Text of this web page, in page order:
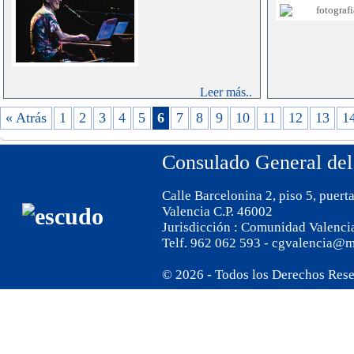
edición
los desafíos
como la
del suelo,
aire vinculada
modalidades,
y Estudiantes;
b)
c) Redes
LUGAR:
, Sala
Tickets/Pop-
De-Nos-
Leer más..
« Atrás 1 2 3 4 5 6 7 8 9 10 11 12 13
Consulado General
Calle Barcelonina 2, piso 5,
Valencia C.P. 46002
Jurisdicción : Comunidad
Telf. 962 062 593 -
© 2026 - Todos los Derechos